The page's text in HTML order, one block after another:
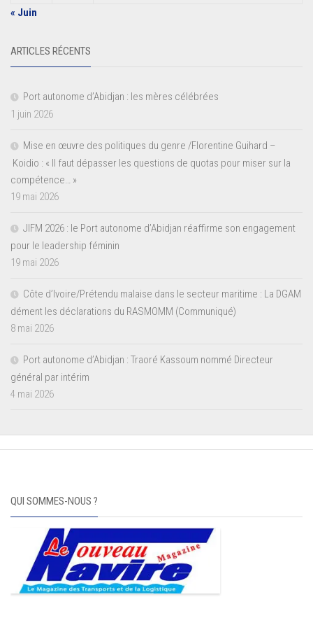
« Juin
ARTICLES RÉCENTS
Port autonome d’Abidjan : les mères célébrées
1 juin 2026
Mise en œuvre des politiques du genre /Florentine Guihard –
Koidio : « Il faut dépasser les questions de quotas pour miser sur la
compétence… »
19 mai 2026
JIFM 2026 : le Port autonome d’Abidjan réaffirme son engagement
pour le leadership féminin
19 mai 2026
Côte d’Ivoire/Prétendu malaise dans le secteur maritime : La DGAM
dément les déclarations du RASMOMM (Communiqué)
8 mai 2026
Port autonome d’Abidjan : Traoré Kassoum nommé Directeur
général par intérim
4 mai 2026
QUI SOMMES-NOUS ?